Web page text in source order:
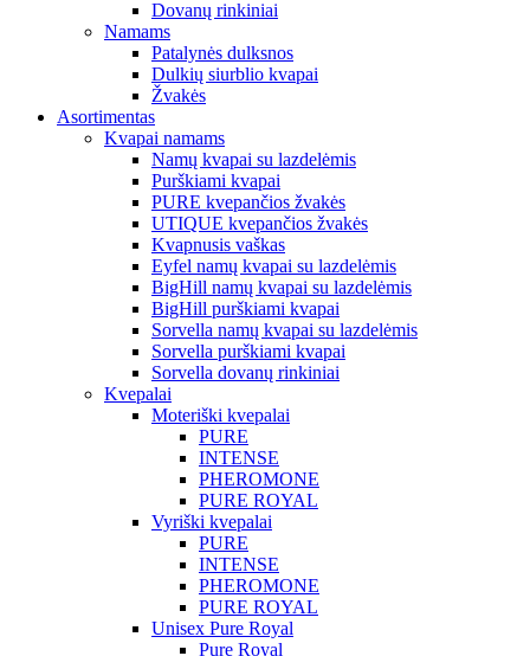
Dovanų rinkiniai
Namams
Patalynės dulksnos
Dulkių siurblio kvapai
Žvakės
Asortimentas
Kvapai namams
Namų kvapai su lazdelėmis
Purškiami kvapai
PURE kvepančios žvakės
UTIQUE kvepančios žvakės
Kvapnusis vaškas
Eyfel namų kvapai su lazdelėmis
BigHill namų kvapai su lazdelėmis
BigHill purškiami kvapai
Sorvella namų kvapai su lazdelėmis
Sorvella purškiami kvapai
Sorvella dovanų rinkiniai
Kvepalai
Moteriški kvepalai
PURE
INTENSE
PHEROMONE
PURE ROYAL
Vyriški kvepalai
PURE
INTENSE
PHEROMONE
PURE ROYAL
Unisex Pure Royal
Pure Royal